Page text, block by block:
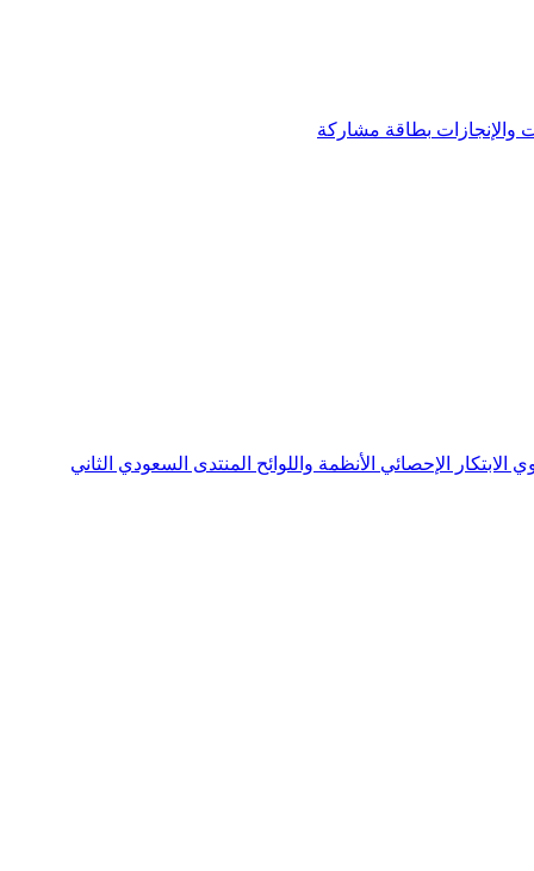
والإنجازات بطاقة مشاركة
الابتكار الإحصائي الأنظمة واللوائح المنتدى السعودي الثاني